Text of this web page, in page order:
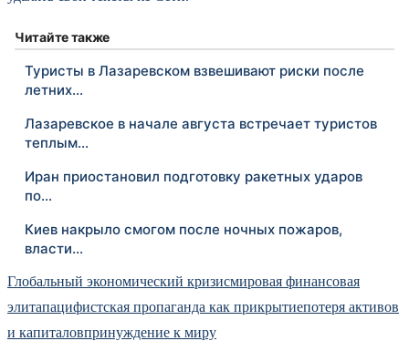
Читайте также
Туристы в Лазаревском взвешивают риски после
летних…
Лазаревское в начале августа встречает туристов
теплым…
Иран приостановил подготовку ракетных ударов
по…
Киев накрыло смогом после ночных пожаров,
власти…
Глобальный экономический кризисмировая финансовая
элитапацифистская пропаганда как прикрытиепотеря активов
и капиталовпринуждение к миру